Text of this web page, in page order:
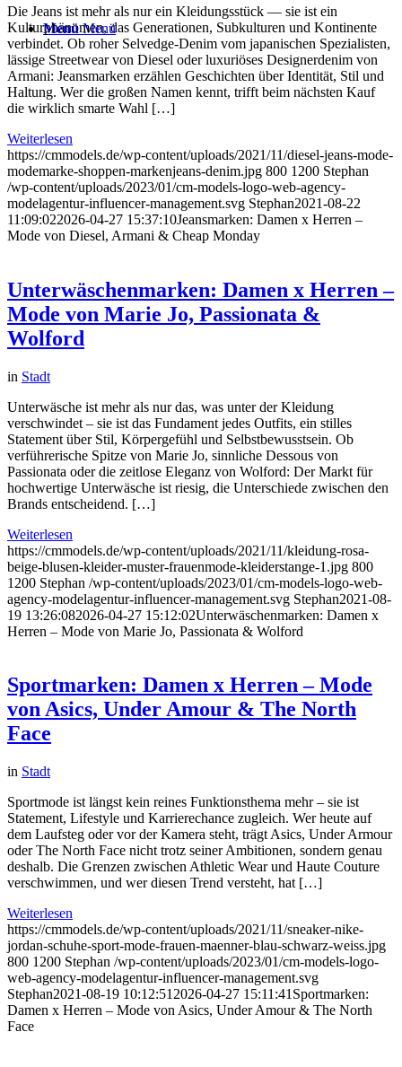
Menü Menü
Die Jeans ist mehr als nur ein Kleidungsstück — sie ist ein
Kulturphänomen, das Generationen, Subkulturen und Kontinente
verbindet. Ob roher Selvedge-Denim vom japanischen Spezialisten,
lässige Streetwear von Diesel oder luxuriöses Designerdenim von
Armani: Jeansmarken erzählen Geschichten über Identität, Stil und
Haltung. Wer die großen Namen kennt, trifft beim nächsten Kauf
die wirklich smarte Wahl […]
Weiterlesen
https://cmmodels.de/wp-content/uploads/2021/11/diesel-jeans-mode-
modemarke-shoppen-markenjeans-denim.jpg 800 1200 Stephan
/wp-content/uploads/2023/01/cm-models-logo-web-agency-
modelagentur-influencer-management.svg Stephan2021-08-22
11:09:022026-04-27 15:37:10Jeansmarken: Damen x Herren –
Mode von Diesel, Armani & Cheap Monday
Unterwäschenmarken: Damen x Herren –
Mode von Marie Jo, Passionata &
Wolford
in Stadt
Unterwäsche ist mehr als nur das, was unter der Kleidung
verschwindet – sie ist das Fundament jedes Outfits, ein stilles
Statement über Stil, Körpergefühl und Selbstbewusstsein. Ob
verführerische Spitze von Marie Jo, sinnliche Dessous von
Passionata oder die zeitlose Eleganz von Wolford: Der Markt für
hochwertige Unterwäsche ist riesig, die Unterschiede zwischen den
Brands entscheidend. […]
Weiterlesen
https://cmmodels.de/wp-content/uploads/2021/11/kleidung-rosa-
beige-blusen-kleider-muster-frauenmode-kleiderstange-1.jpg 800
1200 Stephan /wp-content/uploads/2023/01/cm-models-logo-web-
agency-modelagentur-influencer-management.svg Stephan2021-08-
19 13:26:082026-04-27 15:12:02Unterwäschenmarken: Damen x
Herren – Mode von Marie Jo, Passionata & Wolford
Sportmarken: Damen x Herren – Mode
von Asics, Under Amour & The North
Face
in Stadt
Sportmode ist längst kein reines Funktionsthema mehr – sie ist
Statement, Lifestyle und Karrierechance zugleich. Wer heute auf
dem Laufsteg oder vor der Kamera steht, trägt Asics, Under Armour
oder The North Face nicht trotz seiner Ambitionen, sondern genau
deshalb. Die Grenzen zwischen Athletic Wear und Haute Couture
verschwimmen, und wer diesen Trend versteht, hat […]
Weiterlesen
https://cmmodels.de/wp-content/uploads/2021/11/sneaker-nike-
jordan-schuhe-sport-mode-frauen-maenner-blau-schwarz-weiss.jpg
800 1200 Stephan /wp-content/uploads/2023/01/cm-models-logo-
web-agency-modelagentur-influencer-management.svg
Stephan2021-08-19 10:12:51 2026-04-27 15:11:41 Sportmarken:
Damen x Herren – Mode von Asics, Under Amour & The North
Face